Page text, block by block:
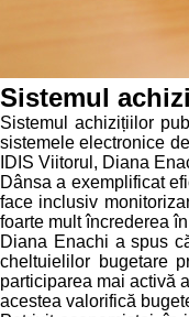
Sistemul
Sistemul achizițiilor
sistemele electronice
IDIS Viitorul, Diana
Dânsa a exemplificat
face inclusiv
foarte mult încrederea
Diana Enachi a spus
cheltuielilor bugetare
participarea mai activă
acestea valorifică